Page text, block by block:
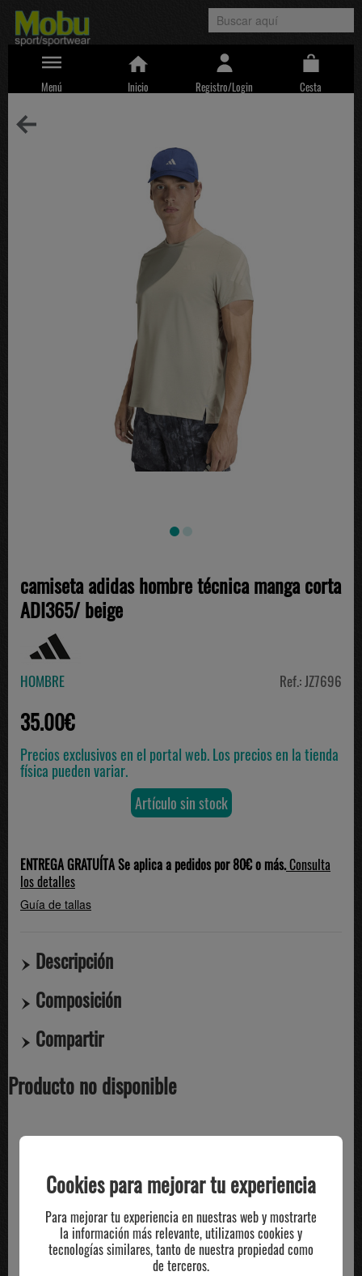
Menú Inicio Registro/Login Cesta
camiseta adidas hombre técnica manga corta
ADI365/ beige
HOMBRE Ref.: JZ7696
35.00€
Precios exclusivos en el portal web. Los precios en la tienda
física pueden variar.
Artículo sin stock
ENTREGA GRATUÍTA Se aplica a pedidos por 80€ o más.Consulta
los detalles
Guía de tallas
Descripción
Composición
Compartir
Producto no disponible
Cookies para mejorar tu experiencia
Para mejorar tu experiencia en nuestras web y mostrarte
la información más relevante, utilizamos cookies y
tecnologías similares, tanto de nuestra propiedad como
de terceros.